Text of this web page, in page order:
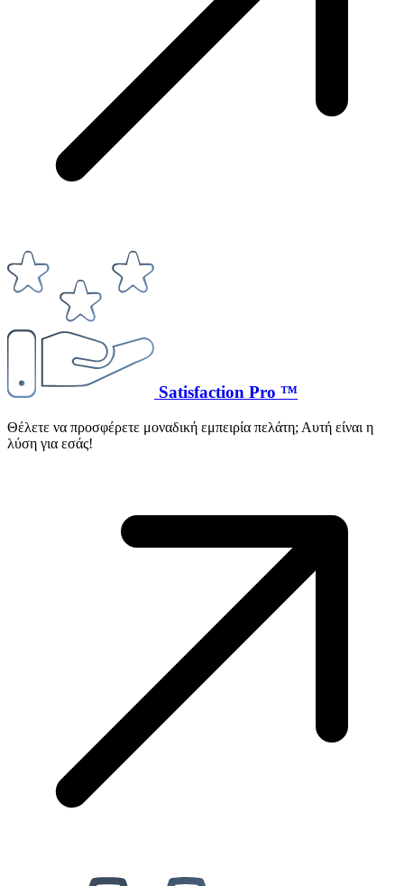
Satisfaction Pro ™
Θέλετε να προσφέρετε μοναδική εμπειρία πελάτη; Αυτή είναι η
λύση για εσάς!